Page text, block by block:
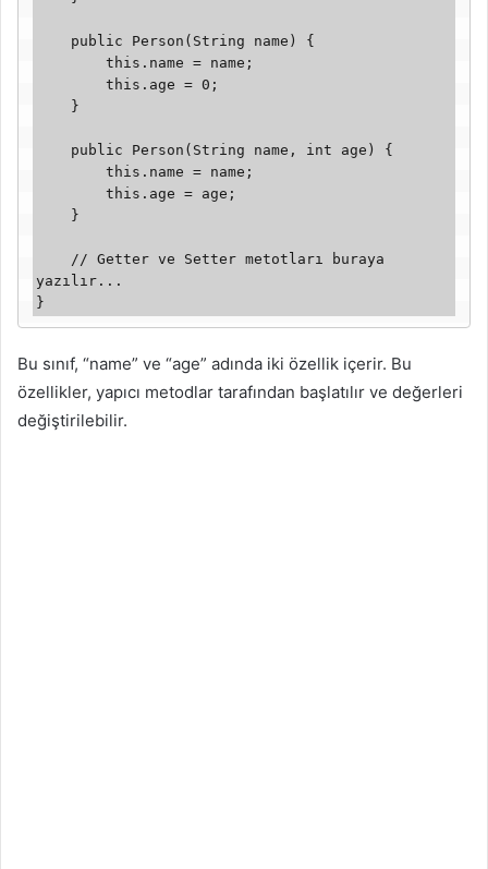
        this.name = name;
        this.age = 0;
        this.name = name;
        this.age = age;
yazılır...
}
Bu sınıf, “name” ve “age” adında iki özellik içerir. Bu
özellikler, yapıcı metodlar tarafından başlatılır ve değerleri
değiştirilebilir.